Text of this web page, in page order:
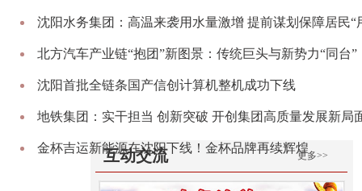
沈阳水务集团：高温来袭用水量激增 提前谋划保障居民“
忧”
北方汽车产业链“抱团”新图景：传统巨头与新势力“同台”
转型、智...
沈阳首批全链条国产信创计算机整机成功下线
地铁集团：实干担当 创新突破 开创集团高质量发展新局
金杯吉运新能源在沈阳下线！金杯品牌再续辉煌
沈阳市国企改革攻坚突破实践锻炼集训班在深圳举办
互动交流 更多>>